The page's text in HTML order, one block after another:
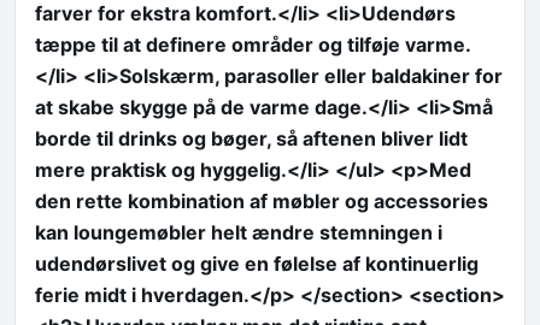
farver for ekstra komfort.</li> <li>Udendørs
tæppe til at definere områder og tilføje varme.
</li> <li>Solskærm, parasoller eller baldakiner for
at skabe skygge på de varme dage.</li> <li>Små
borde til drinks og bøger, så aftenen bliver lidt
mere praktisk og hyggelig.</li> </ul> <p>Med
den rette kombination af møbler og accessories
kan loungemøbler helt ændre stemningen i
udendørslivet og give en følelse af kontinuerlig
ferie midt i hverdagen.</p> </section> <section>